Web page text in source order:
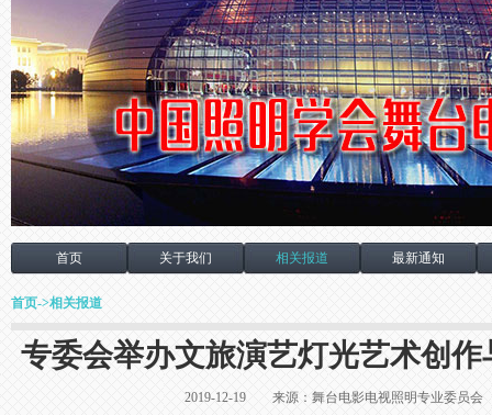
首页 关于我们 相关报道 最新通知
首页->相关报道
专委会举办文旅演艺灯光艺术创
2019-12-19 来源：舞台电影电视照明专业委